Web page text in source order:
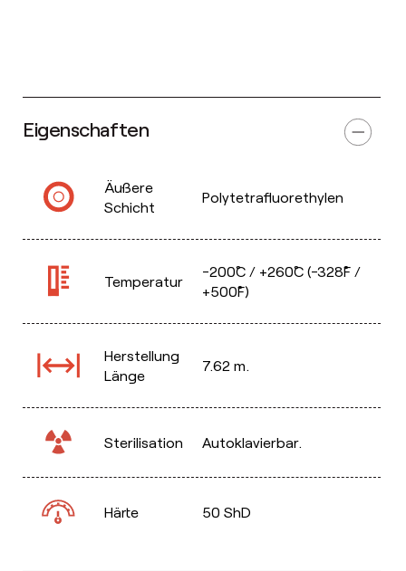
Eigenschaften
Äußere
Schicht
Polytetrafluorethylen
Temperatur
-200˚C / +260˚C (-328˚F /
+500˚F)
Herstellung
Länge
7.62 m.
Sterilisation Autoklavierbar.
Härte 50 ShD